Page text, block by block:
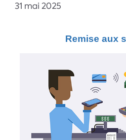
31 mai 2025
Remise aux